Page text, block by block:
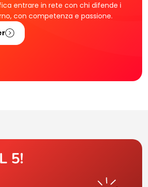
entrare in rete con chi difende i
con competenza e passione.
5!